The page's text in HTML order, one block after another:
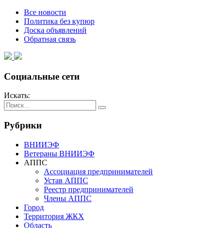
Все новости
Политика без купюр
Доска объявлений
Обратная связь
Социальные сети
Искать:
Рубрики
ВНИИЭФ
Ветераны ВНИИЭФ
АППС
Ассоциация предпринимателей
Устав АППС
Реестр предпринимателей
Члены АППС
Город
Территория ЖКХ
Область